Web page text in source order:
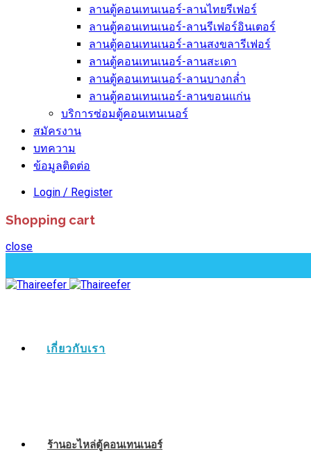
ลานตู้คอนเทนเนอร์-ลานไทยรีเฟอร์
ลานตู้คอนเทนเนอร์-ลานรีเฟอร์อินเตอร์
ลานตู้คอนเทนเนอร์-ลานสงขลารีเฟอร์
ลานตู้คอนเทนเนอร์-ลานสะเดา
ลานตู้คอนเทนเนอร์-ลานบางกล่ำ
ลานตู้คอนเทนเนอร์-ลานขอนแก่น
บริการซ่อมตู้คอนเทนเนอร์
สมัครงาน
บทความ
ข้อมูลติดต่อ
Login / Register
Shopping cart
close
เกี่ยวกับเรา
ร้านอะไหล่ตู้คอนเทนเนอร์